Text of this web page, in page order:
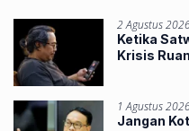
2 Agustus
Ketika
Krisis
1 Agustus
Jangan